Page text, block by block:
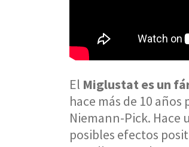
El Miglustat es un
hace más de 10
Niemann-Pick. Hace
posibles efectos